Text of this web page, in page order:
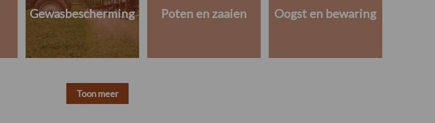
Gewasbescherming Poten en zaaien Oogst en bewaring
Toon meer